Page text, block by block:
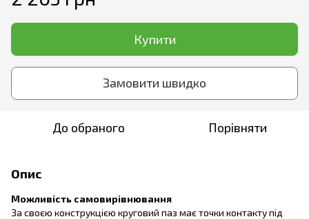
Купити
Замовити швидко
До обраного Порівняти
Опис
Можливість самовирівнювання
За своєю конструкцією круговий паз має точки контакту під